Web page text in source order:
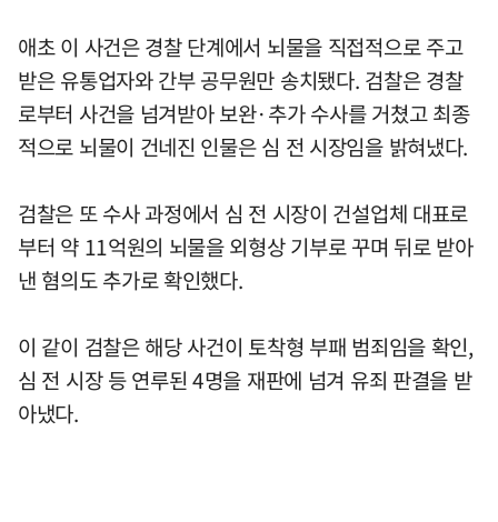
애초 이 사건은 경찰 단계에서 뇌물을 직접적으로 주고
받은 유통업자와 간부 공무원만 송치됐다. 검찰은 경찰
로부터 사건을 넘겨받아 보완·추가 수사를 거쳤고 최종
적으로 뇌물이 건네진 인물은 심 전 시장임을 밝혀냈다.
검찰은 또 수사 과정에서 심 전 시장이 건설업체 대표로
부터 약 11억원의 뇌물을 외형상 기부로 꾸며 뒤로 받아
낸 혐의도 추가로 확인했다.
이 같이 검찰은 해당 사건이 토착형 부패 범죄임을 확인,
심 전 시장 등 연루된 4명을 재판에 넘겨 유죄 판결을 받
아냈다.